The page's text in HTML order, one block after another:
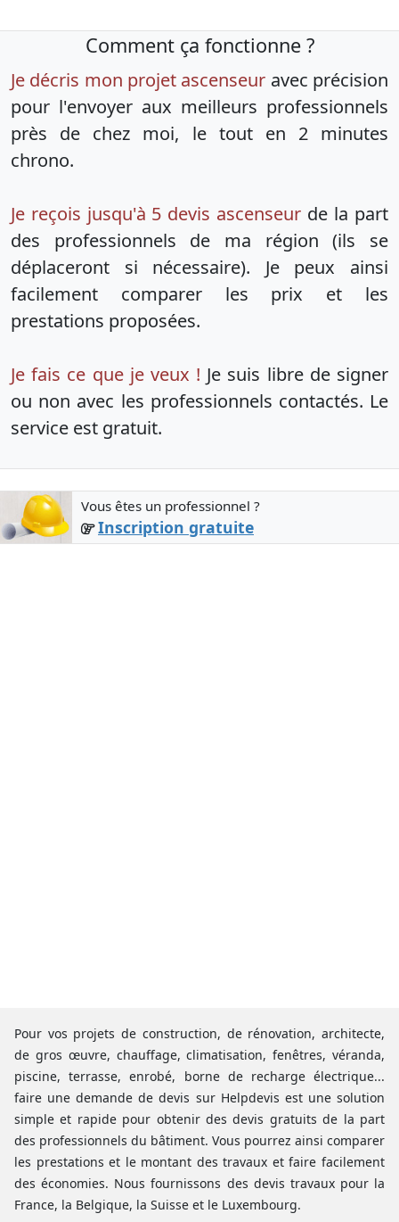
Comment ça fonctionne ?
Je décris mon projet ascenseur avec précision
pour l'envoyer aux meilleurs professionnels
près de chez moi, le tout en 2 minutes
chrono.
Je reçois jusqu'à 5 devis ascenseur de la part
des professionnels de ma région (ils se
déplaceront si nécessaire). Je peux ainsi
facilement comparer les prix et les
prestations proposées.
Je fais ce que je veux ! Je suis libre de signer
ou non avec les professionnels contactés. Le
service est gratuit.
Vous êtes un professionnel ?
Inscription gratuite
Pour vos projets de construction, de rénovation, architecte,
de gros œuvre, chauffage, climatisation, fenêtres, véranda,
piscine, terrasse, enrobé, borne de recharge électrique...
faire une demande de devis sur Helpdevis est une solution
simple et rapide pour obtenir des devis gratuits de la part
des professionnels du bâtiment. Vous pourrez ainsi comparer
les prestations et le montant des travaux et faire facilement
des économies. Nous fournissons des devis travaux pour la
France, la Belgique, la Suisse et le Luxembourg.